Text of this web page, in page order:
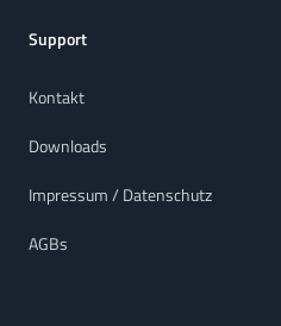
Support
Kontakt
Downloads
Impressum / Datenschutz
AGBs